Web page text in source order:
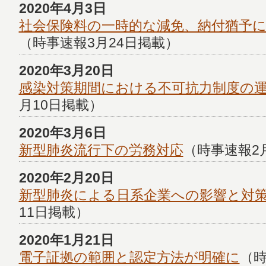
2020年4月3日
社会保険料の一時的な減免、納付猶予
（時事速報3月24日掲載）
2020年3月20日
感染対策期間における不可抗力制度の
月10日掲載）
2020年3月6日
新型肺炎流行下の労務対応 （時事速報
2020年2月20日
新型肺炎による日系企業への影響と対
11日掲載）
2020年1月21日
電子証拠の範囲と認定方法が明確に
（